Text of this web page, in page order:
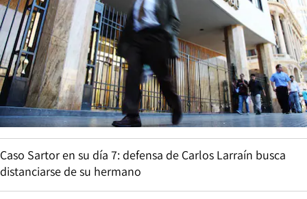
Caso Sartor en su día 7: defensa de Carlos Larraín busca
distanciarse de su hermano